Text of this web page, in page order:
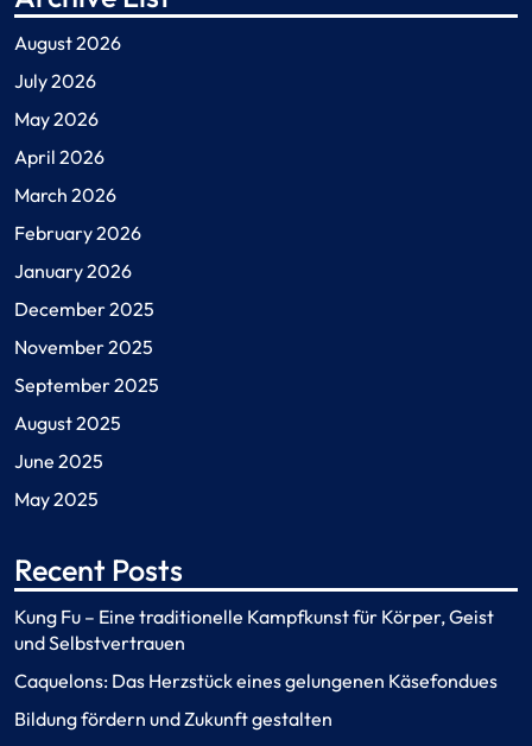
August 2026
July 2026
May 2026
April 2026
March 2026
February 2026
January 2026
December 2025
November 2025
September 2025
August 2025
June 2025
May 2025
Recent Posts
Kung Fu – Eine traditionelle Kampfkunst für Körper, Geist
und Selbstvertrauen
Caquelons: Das Herzstück eines gelungenen Käsefondues
Bildung fördern und Zukunft gestalten